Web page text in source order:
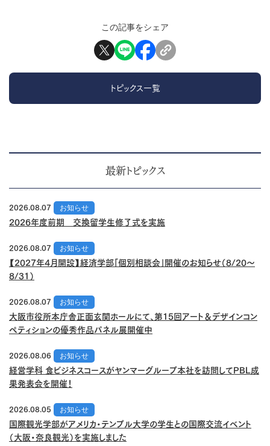
この記事をシェア
トピックス一覧
最新トピックス
2026.08.07
お知らせ
2026年度前期 交換留学生修了式を実施
2026.08.07
お知らせ
【2027年4月開設】経済学部「個別相談会」開催のお知らせ（8/20～
8/31）
2026.08.07
お知らせ
大阪市役所本庁舎正面玄関ホールにて、第15回アート＆デザインコン
ペティションの優秀作品パネル展開催中
2026.08.06
お知らせ
経営学科 食ビジネスコースがヤンマーグループ本社を訪問してPBL成
果発表会を開催！
2026.08.05
お知らせ
国際観光学部がアメリカ・テンプル大学の学生との国際交流イベント
（大阪・奈良観光）を実施しました